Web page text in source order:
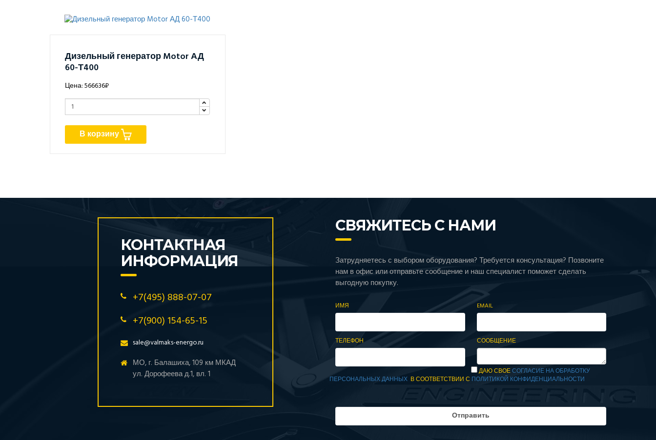
Дизельный генератор Motor АД
60-Т400
Цена: 566636₽
В корзину
КОНТАКТНАЯ
ИНФОРМАЦИЯ
+7(495) 888-07-07
+7(900) 154-65-15
sale@valmaks-energo.ru
МО, г. Балашиха, 109 км МКАД
ул. Дорофеева д.1, вл. 1
СВЯЖИТЕСЬ С НАМИ
Затрудняетесь с выбором оборудования? Требуется консультация? Позвоните
нам в офис или отправьте сообщение и наш специалист поможет сделать
выгодную покупку.
ИМЯ EMAIL
ТЕЛЕФОН СООБЩЕНИЕ
ДАЮ СВОЕСОГЛАСИЕ НА ОБРАБОТКУ
ПЕРСОНАЛЬНЫХ ДАННЫХ В СООТВЕТСТВИИ С ПОЛИТИКОЙ КОНФИДЕНЦИАЛЬНОСТИ